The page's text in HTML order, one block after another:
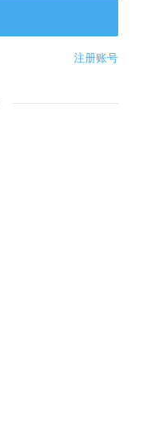
注册账号